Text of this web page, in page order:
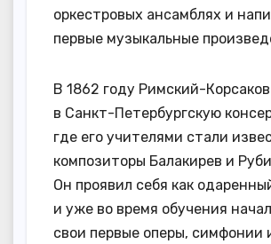
оркестровых ансамблях и
первые музыкальные
В 1862 году Римский-
в Санкт-Петербургскую
где его учителями стали
композиторы Балакирев и
Он проявил себя как
и уже во время обучения
свои первые оперы, симфонии